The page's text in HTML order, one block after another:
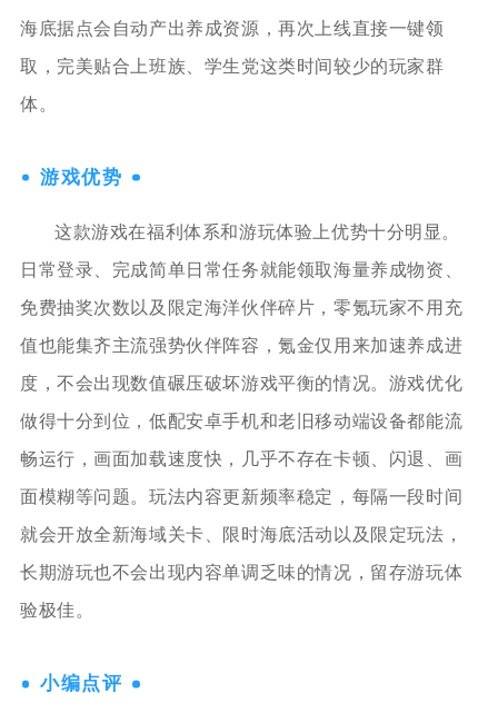
海底据点会自动产出养成资源，再次上线直接一键领
取，完美贴合上班族、学生党这类时间较少的玩家群
体。
游戏优势
这款游戏在福利体系和游玩体验上优势十分明显。
日常登录、完成简单日常任务就能领取海量养成物资、
免费抽奖次数以及限定海洋伙伴碎片，零氪玩家不用充
值也能集齐主流强势伙伴阵容，氪金仅用来加速养成进
度，不会出现数值碾压破坏游戏平衡的情况。游戏优化
做得十分到位，低配安卓手机和老旧移动端设备都能流
畅运行，画面加载速度快，几乎不存在卡顿、闪退、画
面模糊等问题。玩法内容更新频率稳定，每隔一段时间
就会开放全新海域关卡、限时海底活动以及限定玩法，
长期游玩也不会出现内容单调乏味的情况，留存游玩体
验极佳。
小编点评